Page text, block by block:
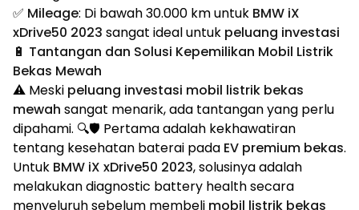
✅ Mileage: Di bawah 30.000 km untuk BMW iX
xDrive50 2023 sangat ideal untuk peluang investasi
🔋 Tantangan dan Solusi Kepemilikan Mobil Listrik
Bekas Mewah
⚠️ Meski peluang investasi mobil listrik bekas
mewah sangat menarik, ada tantangan yang perlu
dipahami. 🔍🛡️ Pertama adalah kekhawatiran
tentang kesehatan baterai pada EV premium bekas.
Untuk BMW iX xDrive50 2023, solusinya adalah
melakukan diagnostic battery health secara
menyeluruh sebelum membeli mobil listrik bekas